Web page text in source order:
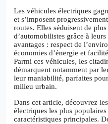
Les véhicules électriques
et s’imposent
routes. Elles séduisent de
d’automobilistes grâce à
avantages : respect de
économies d’énergie et
Parmi ces véhicules, les
démarquent notamment par
leur maniabilité, parfaites
milieu urbain.
Dans cet article, découvrez
électriques les plus populaires
caractéristiques principales.